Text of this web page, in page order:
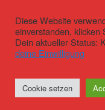
Diese Website
einverstanden, klicken
Dein aktueller Status:
deine Einwilligung
Cookie setzen